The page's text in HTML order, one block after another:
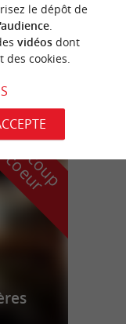
le dépôt de
.
vidéosdont
cookies.